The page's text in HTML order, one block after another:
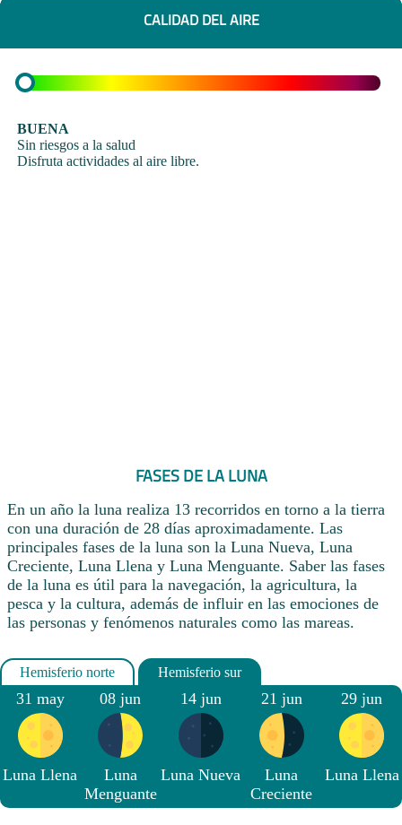
CALIDAD DEL AIRE
BUENA
Sin riesgos a la salud
Disfruta actividades al aire libre.
FASES DE LA LUNA
En un año la luna realiza 13 recorridos en torno a la tierra
con una duración de 28 días aproximadamente. Las
principales fases de la luna son la Luna Nueva, Luna
Creciente, Luna Llena y Luna Menguante. Saber las fases
de la luna es útil para la navegación, la agricultura, la
pesca y la cultura, además de influir en las emociones de
las personas y fenómenos naturales como las mareas.
31 may
Luna Llena
08 jun
Luna
Menguante
14 jun
Luna Nueva
21 jun
Luna
Creciente
29 jun
Luna Llena